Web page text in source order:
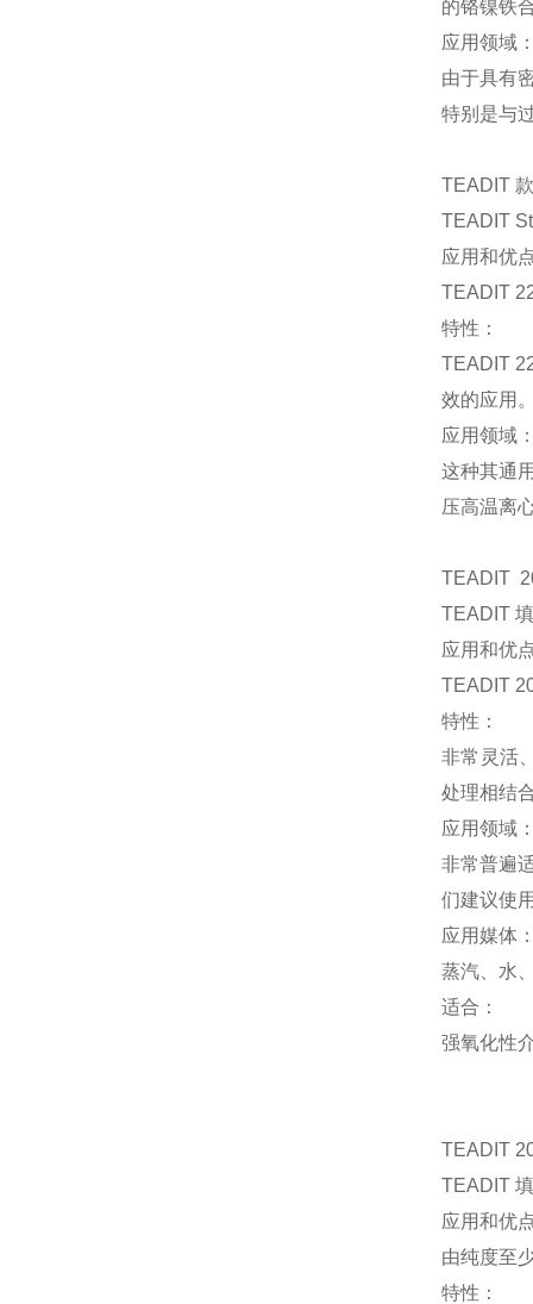
的铬镍铁
应用领域
由于具有
特别是与
TEADIT
TEADIT
应用和优
TEADIT
特性：
TEADIT
效的应用
应用领域
这种其通
压高温离
TEADIT
TEADIT
应用和优
TEADIT
特性：
非常灵活
处理相结
应用领域
非常普遍
们建议使
应用媒体
蒸汽、水
适合：
强氧化性
TEADIT
TEADIT
应用和优
由纯度至
特性：